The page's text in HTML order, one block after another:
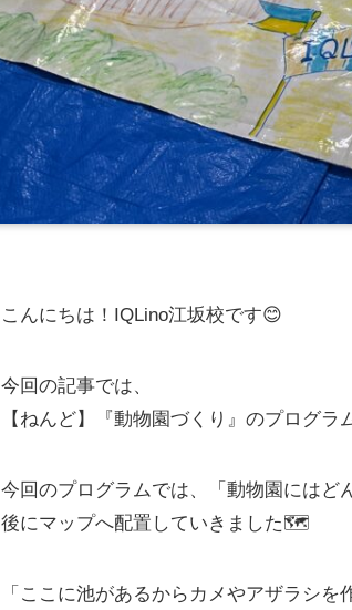
こんにちは！IQLino江坂校です😊
今回の記事では、
【ねんど】『動物園づくり』のプログラ
今回のプログラムでは、「動物園にはど
後にマップへ配置していきました🗺️
「ここに池があるからカメやアザラシを